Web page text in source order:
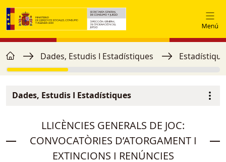
Vés al contingut
Fil d'ariadna
home Dades, Estudis I Estadístiques
Dades, Estudis I Estadístiques
LLICÈNCIES GENERALS DE JOC:
CONVOCATÒRIES D’ATORGAMENT I
EXTINCIONS I RENÚNCIES